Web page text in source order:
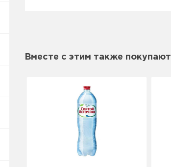
Вместе с этим также покупают